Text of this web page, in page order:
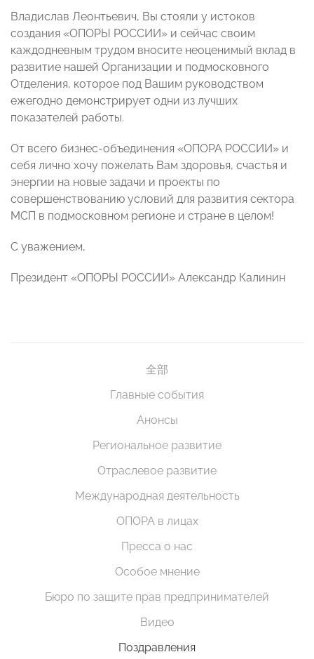
Владислав Леонтьевич, Вы стояли у истоков
создания «ОПОРЫ РОССИИ» и сейчас своим
каждодневным трудом вносите неоценимый вклад в
развитие нашей Организации и подмосковного
Отделения, которое под Вашим руководством
ежегодно демонстрирует одни из лучших
показателей работы.
От всего бизнес-объединения «ОПОРА РОССИИ» и
себя лично хочу пожелать Вам здоровья, счастья и
энергии на новые задачи и проекты по
совершенствованию условий для развития сектора
МСП в подмосковном регионе и стране в целом!
С уважением,
Президент «ОПОРЫ РОССИИ» Александр Калинин
全部
Главные события
Анонсы
Региональное развитие
Отраслевое развитие
Международная деятельность
ОПОРА в лицах
Пресса о нас
Особое мнение
Бюро по защите прав предпринимателей
Видео
Поздравления